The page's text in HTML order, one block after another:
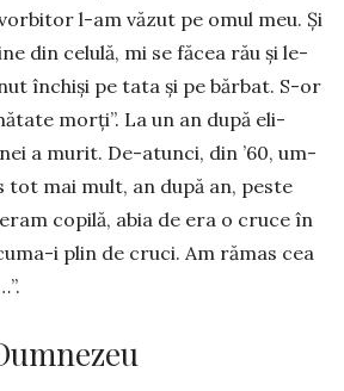
l-am văzut pe omul meu. Și
din celulă, mi se făcea rău și le­
în­chiși pe tata și pe bărbat. S-or
morți”. La un an după eli­
a mu­rit. De-atunci, din ’60, um­
mai mult, an după an, peste
copilă, abia de era o cruce în
i plin de cruci. Am ră­mas cea